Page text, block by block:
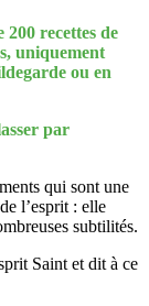
200 recettes de
uniquement
ou en
par
qui sont une
l’esprit : elle
subtilités.
Saint et dit à ce